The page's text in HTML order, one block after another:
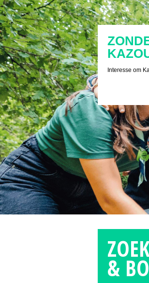
Interesse om
&